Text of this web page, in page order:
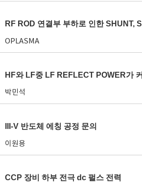
RF ROD 연결부 부하로 인한 SHUNT,
OPLASMA
박민석
III-V 반도체 에칭 공정 문의
이원용
CCP 장비 하부 전극 dc 펄스 전력